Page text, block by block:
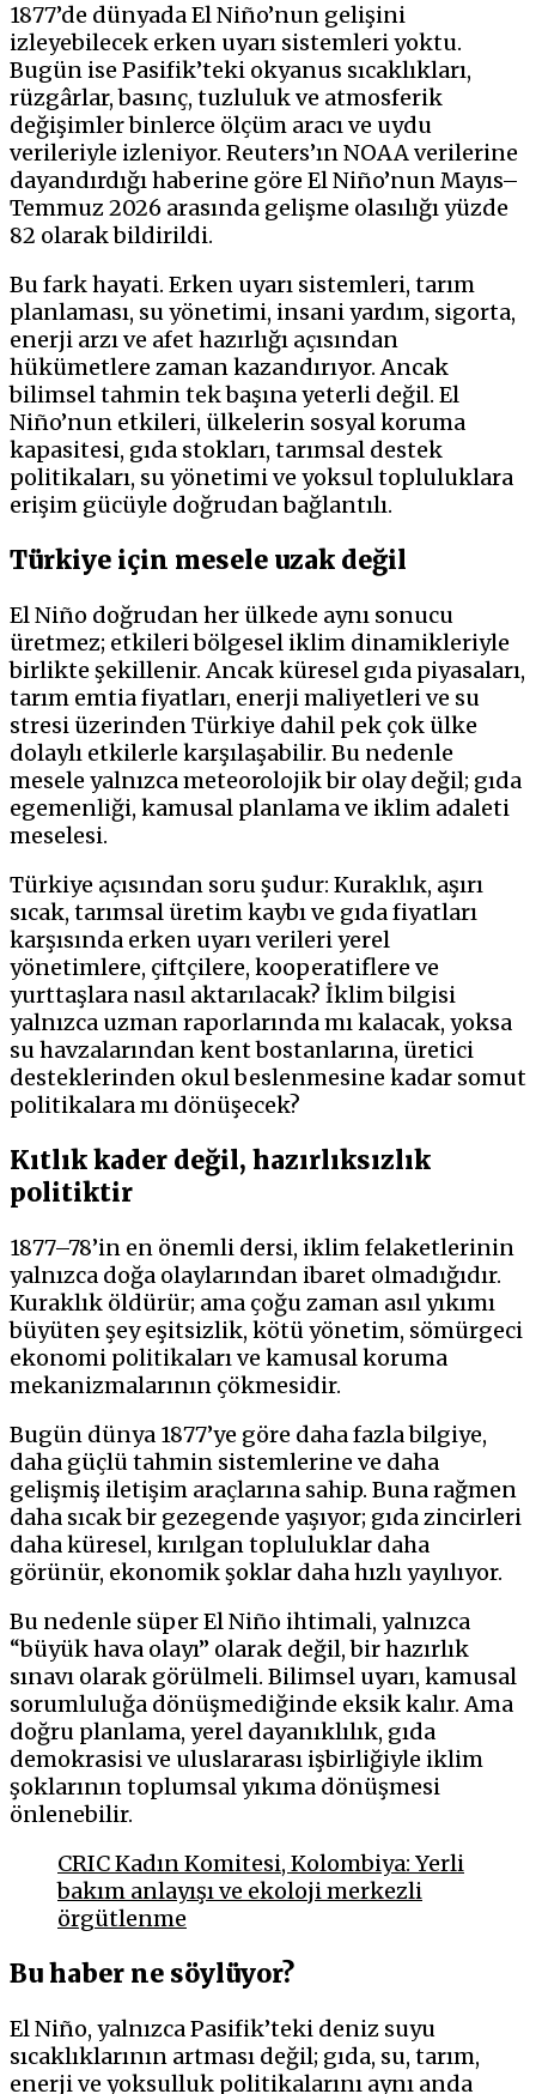
1877’de dünyada El Niño’nun gelişini
izleyebilecek erken uyarı sistemleri yoktu.
Bugün ise Pasifik’teki okyanus sıcaklıkları,
rüzgârlar, basınç, tuzluluk ve atmosferik
değişimler binlerce ölçüm aracı ve uydu
verileriyle izleniyor. Reuters’ın NOAA verilerine
dayandırdığı haberine göre El Niño’nun Mayıs–
Temmuz 2026 arasında gelişme olasılığı yüzde
82 olarak bildirildi.
Bu fark hayati. Erken uyarı sistemleri, tarım
planlaması, su yönetimi, insani yardım, sigorta,
enerji arzı ve afet hazırlığı açısından
hükümetlere zaman kazandırıyor. Ancak
bilimsel tahmin tek başına yeterli değil. El
Niño’nun etkileri, ülkelerin sosyal koruma
kapasitesi, gıda stokları, tarımsal destek
politikaları, su yönetimi ve yoksul topluluklara
erişim gücüyle doğrudan bağlantılı.
Türkiye için mesele uzak değil
El Niño doğrudan her ülkede aynı sonucu
üretmez; etkileri bölgesel iklim dinamikleriyle
birlikte şekillenir. Ancak küresel gıda piyasaları,
tarım emtia fiyatları, enerji maliyetleri ve su
stresi üzerinden Türkiye dahil pek çok ülke
dolaylı etkilerle karşılaşabilir. Bu nedenle
mesele yalnızca meteorolojik bir olay değil; gıda
egemenliği, kamusal planlama ve iklim adaleti
meselesi.
Türkiye açısından soru şudur: Kuraklık, aşırı
sıcak, tarımsal üretim kaybı ve gıda fiyatları
karşısında erken uyarı verileri yerel
yönetimlere, çiftçilere, kooperatiflere ve
yurttaşlara nasıl aktarılacak? İklim bilgisi
yalnızca uzman raporlarında mı kalacak, yoksa
su havzalarından kent bostanlarına, üretici
desteklerinden okul beslenmesine kadar somut
politikalara mı dönüşecek?
Kıtlık kader değil, hazırlıksızlık
politiktir
1877–78’in en önemli dersi, iklim felaketlerinin
yalnızca doğa olaylarından ibaret olmadığıdır.
Kuraklık öldürür; ama çoğu zaman asıl yıkımı
büyüten şey eşitsizlik, kötü yönetim, sömürgeci
ekonomi politikaları ve kamusal koruma
mekanizmalarının çökmesidir.
Bugün dünya 1877’ye göre daha fazla bilgiye,
daha güçlü tahmin sistemlerine ve daha
gelişmiş iletişim araçlarına sahip. Buna rağmen
daha sıcak bir gezegende yaşıyor; gıda zincirleri
daha küresel, kırılgan topluluklar daha
görünür, ekonomik şoklar daha hızlı yayılıyor.
Bu nedenle süper El Niño ihtimali, yalnızca
“büyük hava olayı” olarak değil, bir hazırlık
sınavı olarak görülmeli. Bilimsel uyarı, kamusal
sorumluluğa dönüşmediğinde eksik kalır. Ama
doğru planlama, yerel dayanıklılık, gıda
demokrasisi ve uluslararası işbirliğiyle iklim
şoklarının toplumsal yıkıma dönüşmesi
önlenebilir.
CRIC Kadın Komitesi, Kolombiya: Yerli
bakım anlayışı ve ekoloji merkezli
örgütlenme
Bu haber ne söylüyor?
El Niño, yalnızca Pasifik’teki deniz suyu
sıcaklıklarının artması değil; gıda, su, tarım,
enerji ve yoksulluk politikalarını aynı anda